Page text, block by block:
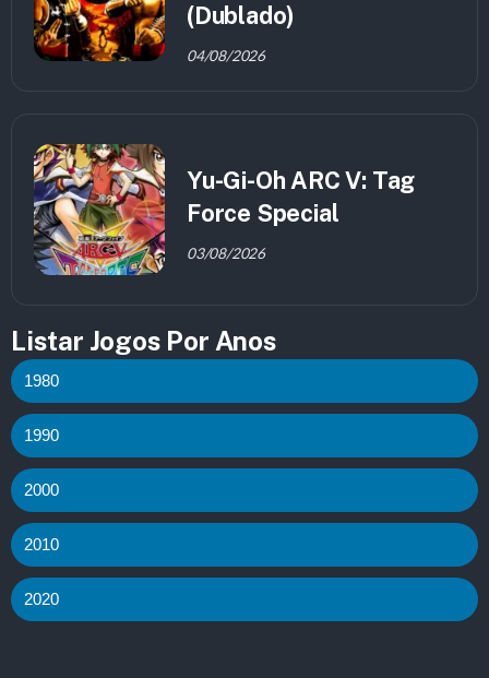
(Dublado)
04/08/2026
Yu-Gi-Oh ARC V: Tag
Force Special
03/08/2026
Listar Jogos Por Anos
1980
1990
2000
2010
2020